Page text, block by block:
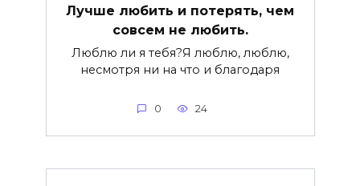
Лучше любить и потерять, чем
совсем не любить.
Люблю ли я тебя?Я люблю, люблю,
несмотря ни на что и благодаря
0 24